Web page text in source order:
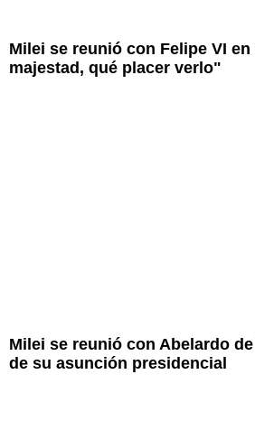
Milei se reunió con Felipe VI
majestad, qué placer verlo"
Milei se reunió con Abelardo
de su asunción presidencial